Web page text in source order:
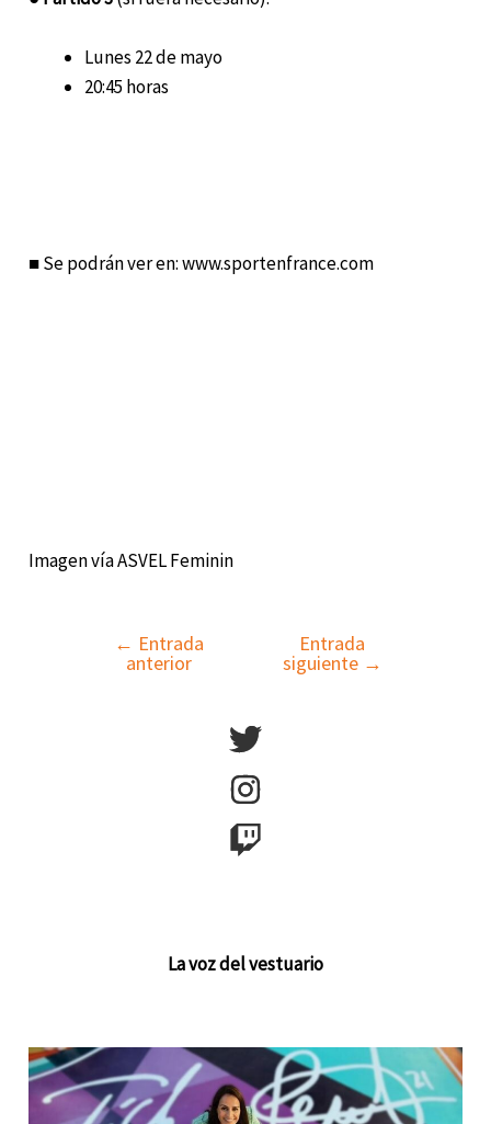
Lunes 22 de mayo
20:45 horas
■ Se podrán ver en: www.sportenfrance.com
Imagen vía ASVEL Feminin
Navegación
← Entrada
anterior
Entrada
siguiente →
La voz del vestuario